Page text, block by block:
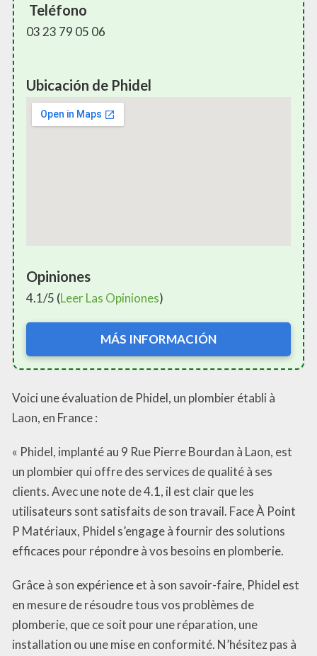
Teléfono
03 23 79 05 06
Ubicación de Phidel
Opiniones
4.1/5 (Leer Las Opiniones)
MÁS INFORMACIÓN
Voici une évaluation de Phidel, un plombier établi à
Laon, en France :
« Phidel, implanté au 9 Rue Pierre Bourdan à Laon, est
un plombier qui offre des services de qualité à ses
clients. Avec une note de 4.1, il est clair que les
utilisateurs sont satisfaits de son travail. Face À Point
P Matériaux, Phidel s’engage à fournir des solutions
efficaces pour répondre à vos besoins en plomberie.
Grâce à son expérience et à son savoir-faire, Phidel est
en mesure de résoudre tous vos problèmes de
plomberie, que ce soit pour une réparation, une
installation ou une mise en conformité. N’hésitez pas à